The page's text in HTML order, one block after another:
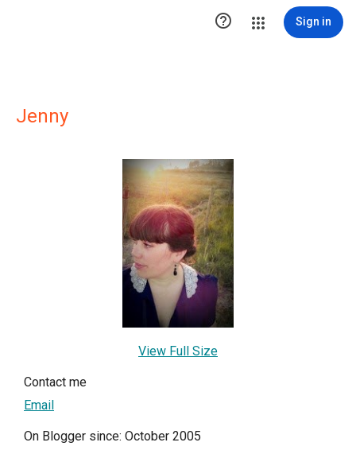
 Sign in
Jenny
View Full Size
Contact me
Email
On Blogger since: October 2005